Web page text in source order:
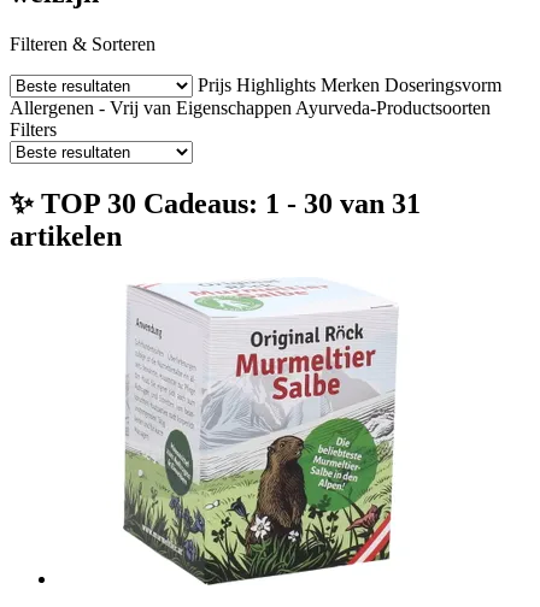
Filteren & Sorteren
Prijs Highlights Merken Doseringsvorm
Allergenen - Vrij van Eigenschappen Ayurveda-Productsoorten
Filters
✨ TOP 30 Cadeaus: 1 - 30 van 31
artikelen